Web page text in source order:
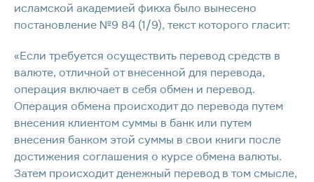
исламской академией фикха было вынесено
постановление №9 84 (1/9), текст которого гласит:
«Если требуется осуществить перевод средств в
валюте, отличной от внесенной для перевода,
операция включает в себя обмен и перевод.
Операция обмена происходит до перевода путем
внесения клиентом суммы в банк или путем
внесения банком этой суммы в свои книги после
достижения соглашения о курсе обмена валюты.
Затем происходит денежный перевод в том смысле,